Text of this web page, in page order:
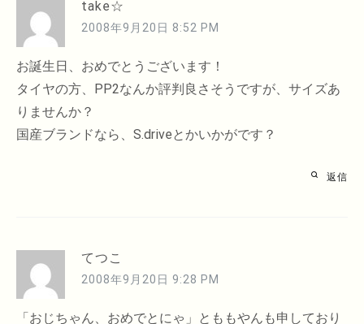
take☆
2008年9月20日 8:52 PM
お誕生日、おめでとうございます！
タイヤの方、PP2なんか評判良さそうですが、サイズあ
りませんか？
国産ブランドなら、S.driveとかいかがです？
返信
てつこ
2008年9月20日 9:28 PM
「おじちゃん、おめでとにゃ」とももやんも申しており